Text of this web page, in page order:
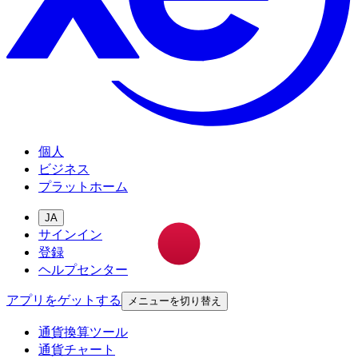
個人
ビジネス
プラットホーム
JA
サインイン
登録
ヘルプセンター
アプリをゲットする
メニューを切り替え
通貨換算ツール
通貨チャート